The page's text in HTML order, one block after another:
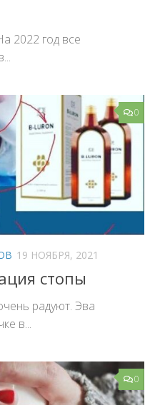
2022 год все
0
19 НОЯБРЯ, 2021
стопы
радуют. Эва
в...
0